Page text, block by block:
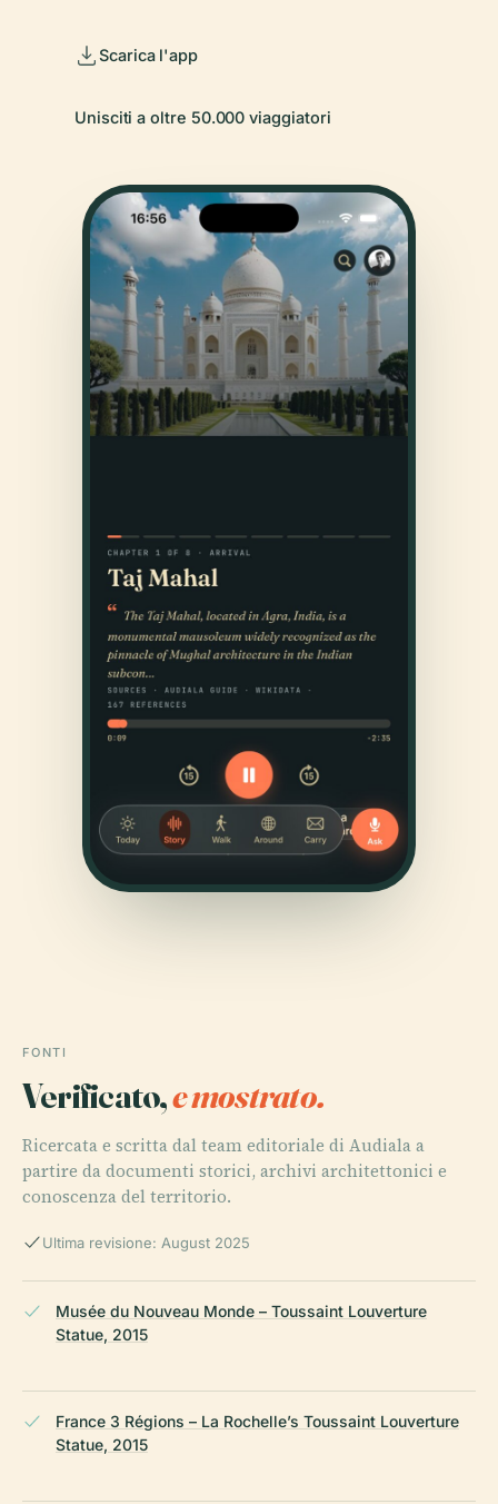
Scarica l'app
Unisciti a oltre 50.000 viaggiatori
FONTI
Verificato,e mostrato.
Ricercata e scritta dal team editoriale di Audiala a
partire da documenti storici, archivi architettonici e
conoscenza del territorio.
Ultima revisione: August 2025
Musée du Nouveau Monde – Toussaint Louverture
Statue, 2015
France 3 Régions – La Rochelle’s Toussaint Louverture
Statue, 2015